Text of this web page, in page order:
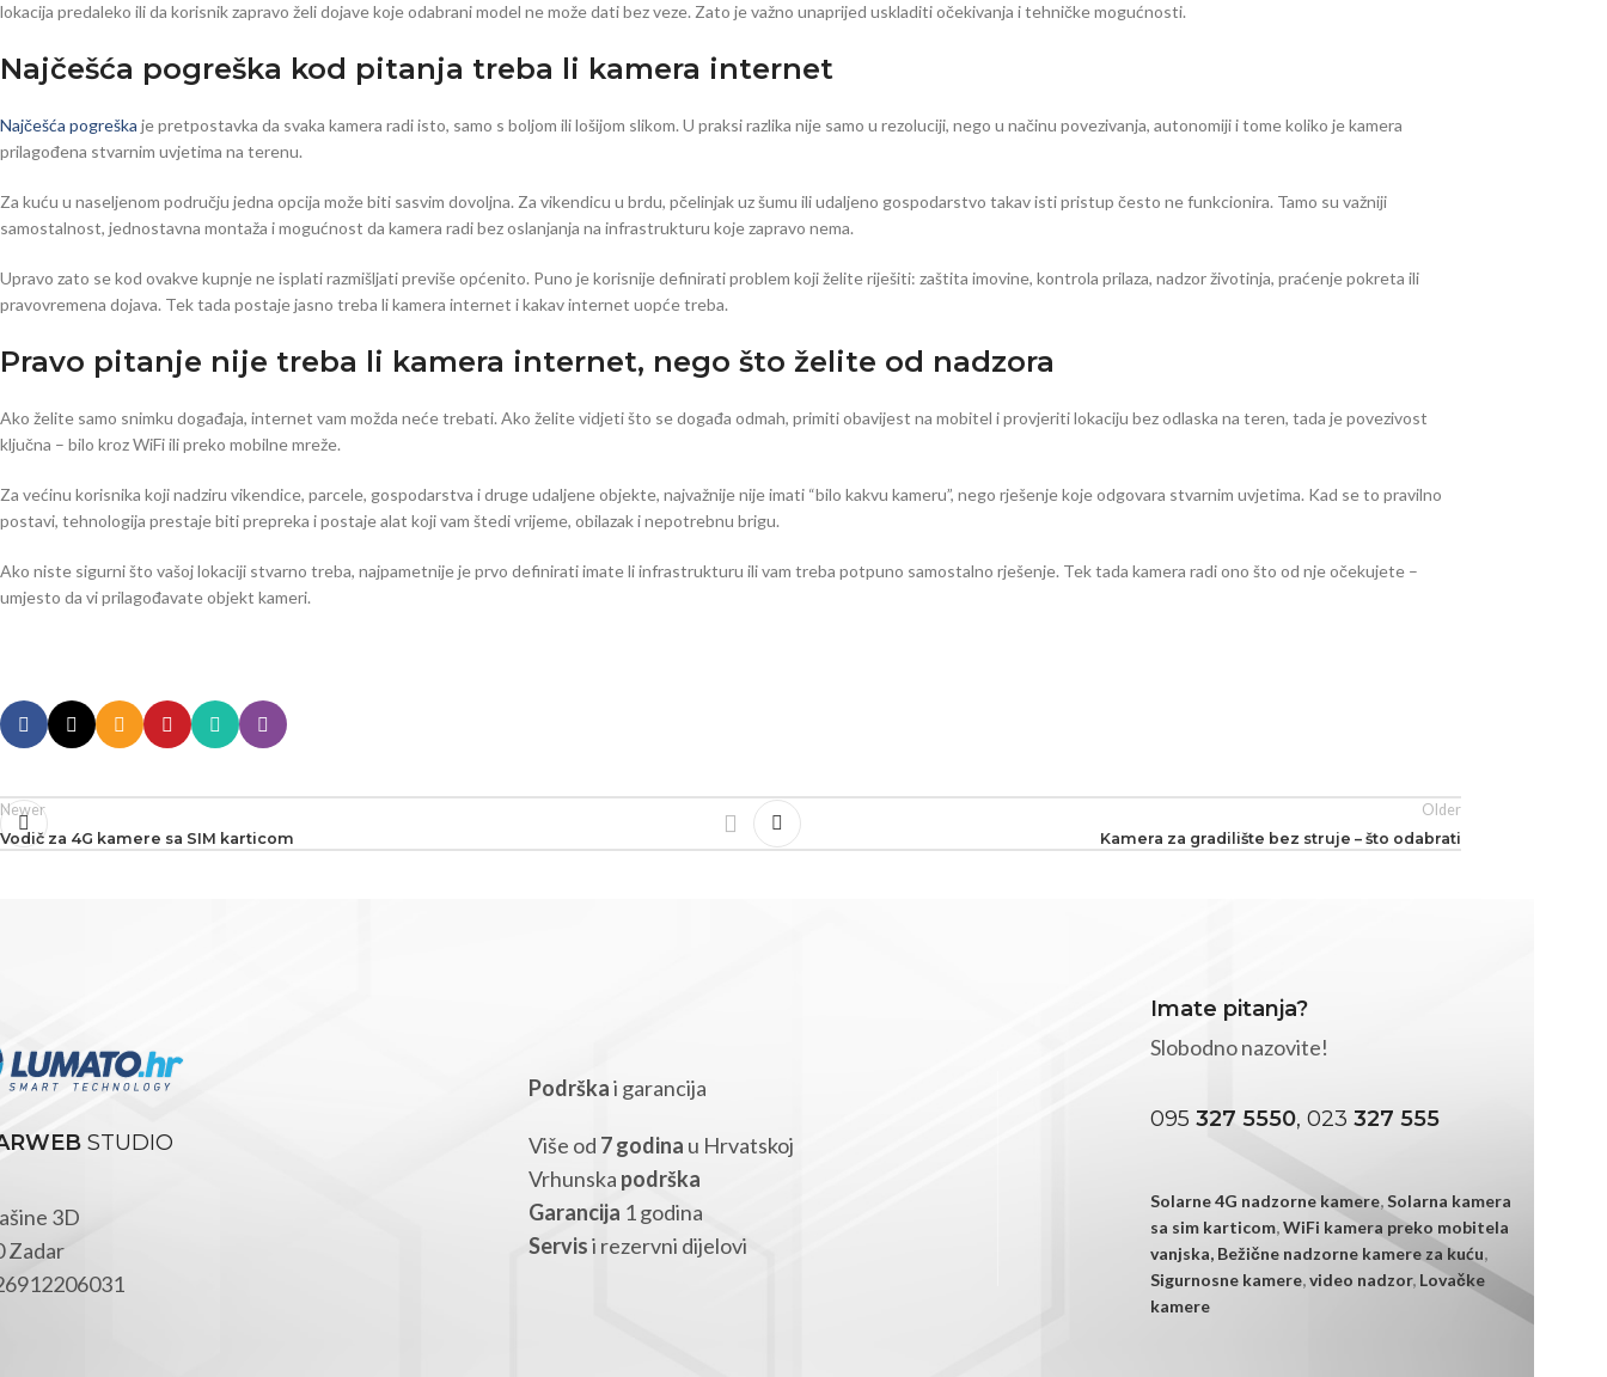
lokacija predaleko ili da korisnik zapravo želi dojave koje odabrani model ne može dati bez veze. Zato je važno unaprijed uskladiti očekivanja i tehničke mogućnosti.
Najčešća pogreška kod pitanja treba li kamera internet
Najčešća pogreška je pretpostavka da svaka kamera radi isto, samo s boljom ili lošijom slikom. U praksi razlika nije samo u rezoluciji, nego u načinu povezivanja, autonomiji i tome koliko je kamera
prilagođena stvarnim uvjetima na terenu.
Za kuću u naseljenom području jedna opcija može biti sasvim dovoljna. Za vikendicu u brdu, pčelinjak uz šumu ili udaljeno gospodarstvo takav isti pristup često ne funkcionira. Tamo su važniji
samostalnost, jednostavna montaža i mogućnost da kamera radi bez oslanjanja na infrastrukturu koje zapravo nema.
Upravo zato se kod ovakve kupnje ne isplati razmišljati previše općenito. Puno je korisnije definirati problem koji želite riješiti: zaštita imovine, kontrola prilaza, nadzor životinja, praćenje pokreta ili
pravovremena dojava. Tek tada postaje jasno treba li kamera internet i kakav internet uopće treba.
Pravo pitanje nije treba li kamera internet, nego što želite od nadzora
Ako želite samo snimku događaja, internet vam možda neće trebati. Ako želite vidjeti što se događa odmah, primiti obavijest na mobitel i provjeriti lokaciju bez odlaska na teren, tada je povezivost
ključna – bilo kroz WiFi ili preko mobilne mreže.
Za većinu korisnika koji nadziru vikendice, parcele, gospodarstva i druge udaljene objekte, najvažnije nije imati “bilo kakvu kameru”, nego rješenje koje odgovara stvarnim uvjetima. Kad se to pravilno
postavi, tehnologija prestaje biti prepreka i postaje alat koji vam štedi vrijeme, obilazak i nepotrebnu brigu.
Ako niste sigurni što vašoj lokaciji stvarno treba, najpametnije je prvo definirati imate li infrastrukturu ili vam treba potpuno samostalno rješenje. Tek tada kamera radi ono što od nje očekujete –
umjesto da vi prilagođavate objekt kameri.
Newer
Vodič za 4G kamere sa SIM karticom
Older
Kamera za gradilište bez struje – što odabrati
STUDIO
3D
Zadar
Podrškai garancija
Više od 7 godina u Hrvatskoj
Vrhunska podrška
Garancija 1 godina
Servisi rezervni dijelovi
Imate pitanja?
Slobodno nazovite!
095 327 5550, 023 327 555
Solarne 4G nadzorne kamere,Solarna kamera
sa sim karticom,WiFi kamera preko mobitela
vanjska, Bežične nadzorne kamere za kuću,
Sigurnosne kamere,video nadzor, Lovačke
kamere